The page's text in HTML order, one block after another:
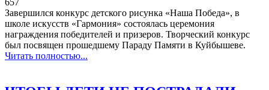
657
Завершился конкурс детского рисунка «Наша Победа», в
школе искусств «Гармония» состоялась церемония
награждения победителей и призеров. Творческий конкурс
был посвящен прошедшему Параду Памяти в Куйбышеве.
Читать полностью...